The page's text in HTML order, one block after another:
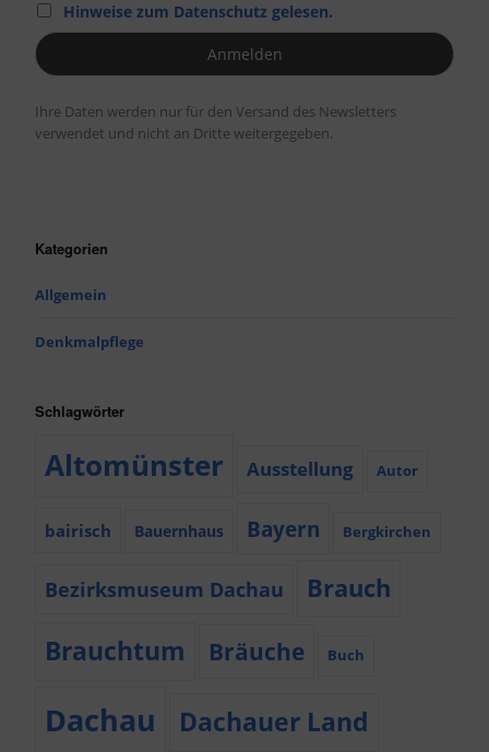
Hinweise zum Datenschutz gelesen.
Ihre Daten werden nur für den Versand des Newsletters
verwendet und nicht an Dritte weitergegeben.
Kategorien
Allgemein
Denkmalpflege
Schlagwörter
Altomünster Ausstellung Autor
bairisch Bauernhaus Bayern Bergkirchen
Bezirksmuseum Dachau Brauch
Brauchtum Bräuche Buch
Dachau Dachauer Land